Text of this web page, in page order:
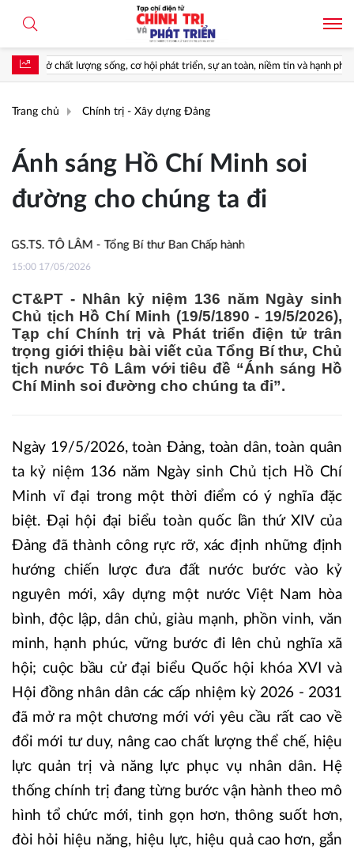
cơ hội phát triển, sự an toàn, niềm tin và hạnh phúc của nhân dân*
Trang chủ Chính trị - Xây dựng Đảng
Ánh sáng Hồ Chí Minh soi
đường cho chúng ta đi
GS.TS. TÔ LÂM - Tổng Bí thư Ban Chấp hành Trung ương Đảng
15:00 17/05/2026
CT&PT - Nhân kỷ niệm 136 năm Ngày sinh
Chủ tịch Hồ Chí Minh (19/5/1890 - 19/5/2026),
Tạp chí Chính trị và Phát triển điện tử trân
trọng giới thiệu bài viết của Tổng Bí thư, Chủ
tịch nước Tô Lâm với tiêu đề “Ánh sáng Hồ
Chí Minh soi đường cho chúng ta đi”.
Ngày 19/5/2026, toàn Đảng, toàn dân, toàn quân
ta kỷ niệm 136 năm Ngày sinh Chủ tịch Hồ Chí
Minh vĩ đại trong một thời điểm có ý nghĩa đặc
biệt. Đại hội đại biểu toàn quốc lần thứ XIV của
Đảng đã thành công rực rỡ, xác định những định
hướng chiến lược đưa đất nước bước vào kỷ
nguyên mới, xây dựng một nước Việt Nam hòa
bình, độc lập, dân chủ, giàu mạnh, phồn vinh, văn
minh, hạnh phúc, vững bước đi lên chủ nghĩa xã
hội; cuộc bầu cử đại biểu Quốc hội khóa XVI và
Hội đồng nhân dân các cấp nhiệm kỳ 2026 - 2031
đã mở ra một chương mới với yêu cầu rất cao về
đổi mới tư duy, nâng cao chất lượng thể chế, hiệu
lực quản trị và năng lực phục vụ nhân dân. Hệ
thống chính trị đang từng bước vận hành theo mô
hình tổ chức mới, tinh gọn hơn, thông suốt hơn,
đòi hỏi hiệu năng, hiệu lực, hiệu quả cao hơn, gắn